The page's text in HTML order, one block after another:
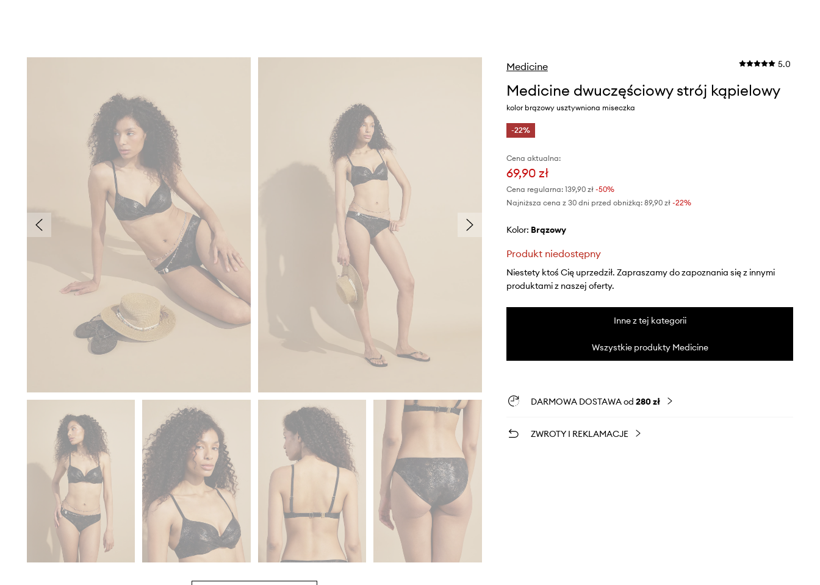
Medicine 5.0
Medicine dwuczęściowy strój kąpielowy
kolor brązowy usztywniona miseczka
-22%
Cena aktualna:
69,90 zł
Cena regularna: 139,90 zł-50%
Najniższa cena z 30 dni przed obniżką: 89,90 zł -22%
Kolor: brązowy
Produkt niedostępny
Niestety ktoś Cię uprzedził. Zapraszamy do zapoznania się z innymi
produktami z naszej oferty.
Inne z tej kategorii
Wszystkie produkty Medicine
DARMOWA DOSTAWA od 280 zł
ZWROTY I REKLAMACJE